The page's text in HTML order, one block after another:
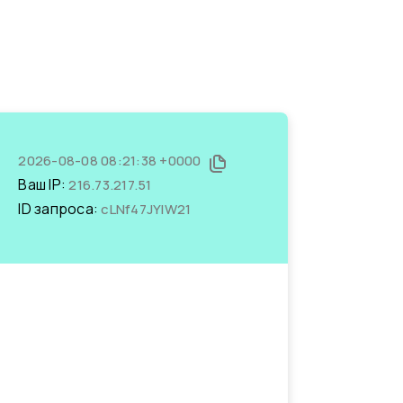
2026-08-08 08:21:38 +0000
Ваш IP:216.73.217.51
ID запроса:cLNf47JYIW21